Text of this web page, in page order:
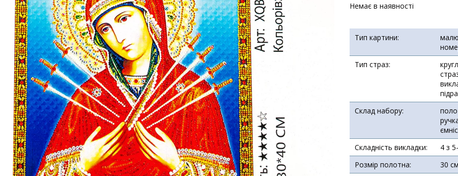
Немає в наявності
Тип картини:
Тип страз:
Склад набору:
Складність викладки:
4 з
Розмір полотна:
30